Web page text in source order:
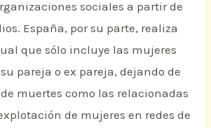
sociales a partir de
España, por su parte, realiza
que sólo incluye las mujeres
pareja o ex pareja, dejando de
muertes como las relacionadas
de mujeres en redes de